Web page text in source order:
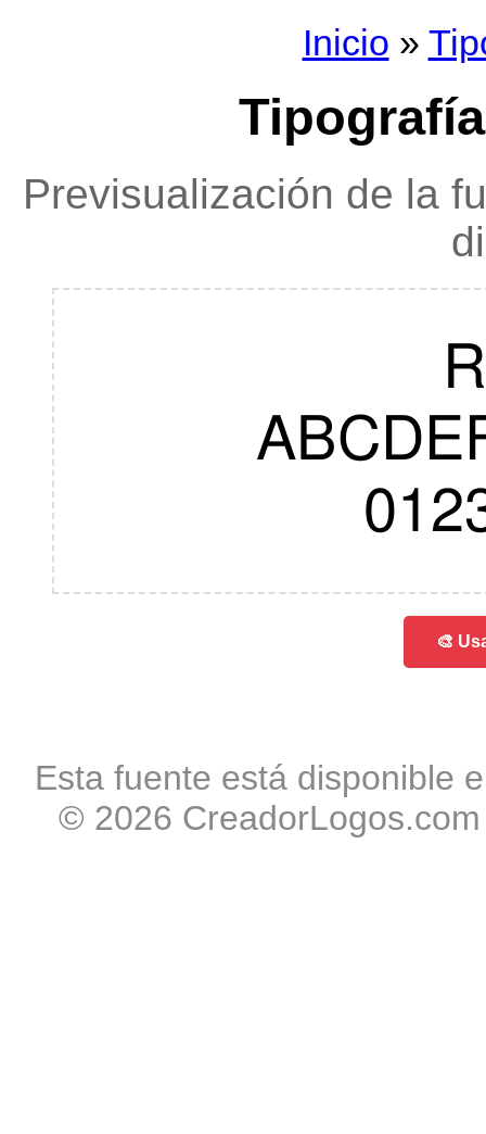
Inicio »
Previsualización de la
🎨
Esta fuente está disponible
© 2026